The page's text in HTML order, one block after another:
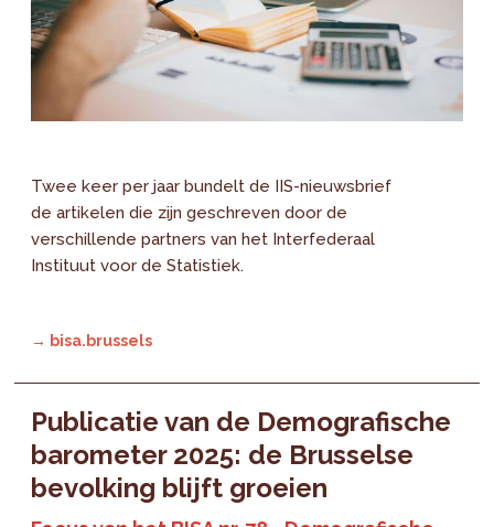
Twee keer per jaar bundelt de IIS-nieuwsbrief
de artikelen die zijn geschreven door de
verschillende partners van het Interfederaal
Instituut voor de Statistiek.
→ bisa.brussels
Publicatie van de Demografische
barometer 2025: de Brusselse
bevolking blijft groeien